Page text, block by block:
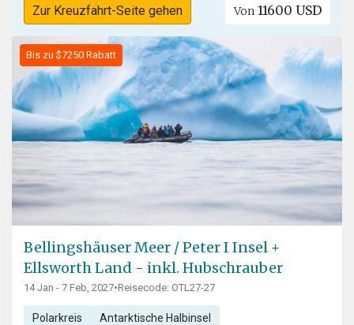
Zur Kreuzfahrt-Seite gehen Von 11600 USD
Bis zu $7250 Rabatt
Bellingshäuser Meer / Peter I Insel +
Ellsworth Land - inkl. Hubschrauber
14 Jan - 7 Feb, 2027•Reisecode: OTL27-27
Polarkreis Antarktische Halbinsel